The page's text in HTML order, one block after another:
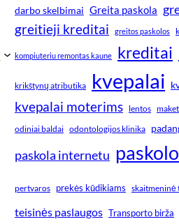
darbo skelbimai Greita paskola
greitieji kreditai greitos paskolos
kompiuteriu remontas kaune kreditai
krikštynų atributika kvepalai
kvepalai moterims lentos
odiniai baldai odontologijos klinika
paskola internetu
pertvaros prekės kūdikiams skaitmeninė
teisinės paslaugos Transporto birža